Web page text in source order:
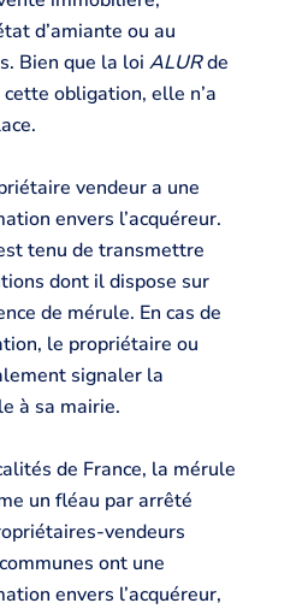
d’amiante ou au
Bien que la loi ALURde
obligation, elle n’a
vendeur a une
envers l’acquéreur.
tenu de transmettre
dont il dispose sur
de mérule. En cas de
le propriétaire ou
signaler la
à sa mairie.
de France, la mérule
un fléau par arrêté
vendeurs
ont une
envers l’acquéreur,